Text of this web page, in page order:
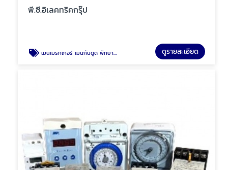
พี.ซี.อิเลคทริคกรุ๊ป
เมนเบรกเกอร์ เมนกันดูด พัทยา ชลบุรี ดูรายละเอียด